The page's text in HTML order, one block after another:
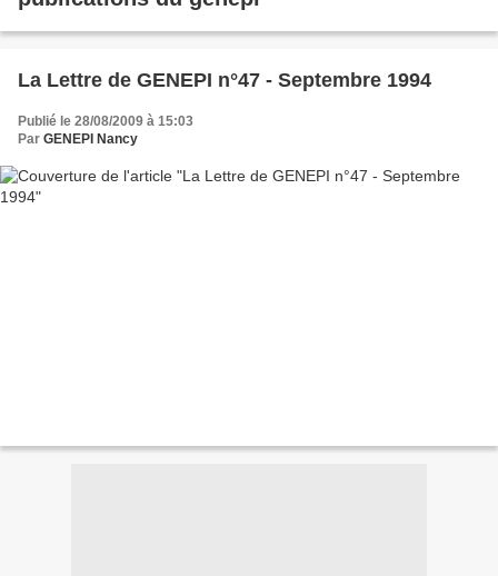
La Lettre de GENEPI n°47 - Septembre 1994
Publié le 28/08/2009 à 15:03
Par GENEPI Nancy